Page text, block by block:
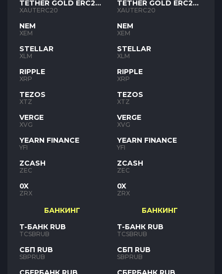
TETHER GOLD ERC20
XAUT
XAUTERC20
NEM
XEM
STELLAR
XLM
RIPPLE
XRP
TEZOS
XTZ
VERGE
XVG
YEARN FINANCE
YFI
ZCASH
ZEC
0X
ZRX
БАНКИНГ
Т-БАНК RUB
TCSBRUB
СБП RUB
SBPRUB
TETHER GOLD ERC20
XAUT
XAUTERC20
NEM
XEM
STELLAR
XLM
RIPPLE
XRP
TEZOS
XTZ
VERGE
XVG
YEARN FINANCE
YFI
ZCASH
ZEC
0X
ZRX
БАНКИНГ
Т-БАНК RUB
TCSBRUB
СБП RUB
SBPRUB